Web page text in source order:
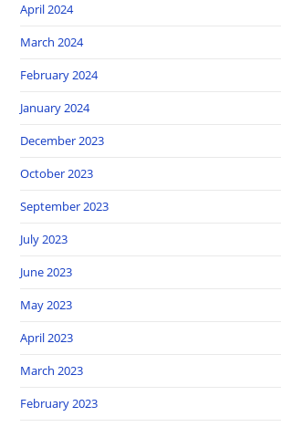
April 2024
March 2024
February 2024
January 2024
December 2023
October 2023
September 2023
July 2023
June 2023
May 2023
April 2023
March 2023
February 2023